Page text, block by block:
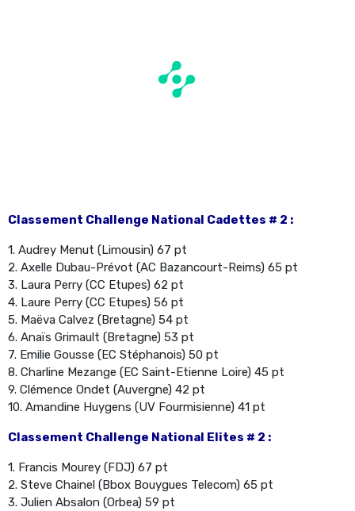
Classement Challenge National Cadettes # 2 :
1. Audrey Menut (Limousin) 67 pt
2. Axelle Dubau-Prévot (AC Bazancourt-Reims) 65 pt
3. Laura Perry (CC Etupes) 62 pt
4. Laure Perry (CC Etupes) 56 pt
5. Maëva Calvez (Bretagne) 54 pt
6. Anaïs Grimault (Bretagne) 53 pt
7. Emilie Gousse (EC Stéphanois) 50 pt
8. Charline Mezange (EC Saint-Etienne Loire) 45 pt
9. Clémence Ondet (Auvergne) 42 pt
10. Amandine Huygens (UV Fourmisienne) 41 pt
Classement Challenge National Elites # 2 :
1. Francis Mourey (FDJ) 67 pt
2. Steve Chainel (Bbox Bouygues Telecom) 65 pt
3. Julien Absalon (Orbea) 59 pt